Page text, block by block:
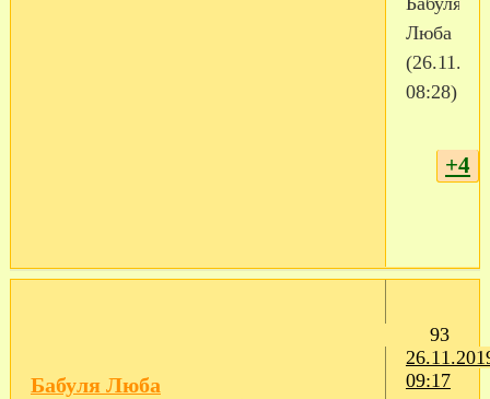
Люба
08:28)
+4
93
09:17
Бабуля Люба